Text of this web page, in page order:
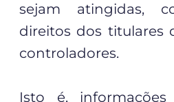
sejam atingidas,
direitos dos titulares
controladores.
Isto é, informações